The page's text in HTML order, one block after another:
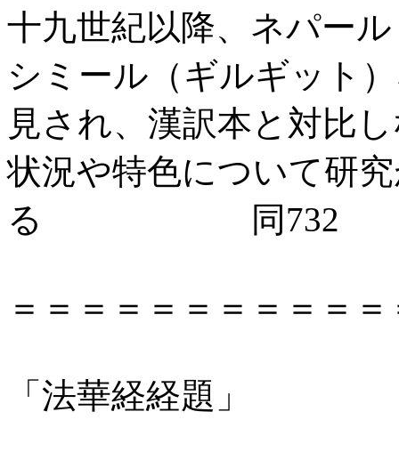
十九世紀以降、ネパー
シミール（ギルギット
見され、漢訳本と対比
状況や特色について研
る 同732
＝＝＝＝＝＝＝＝＝＝
「法華経経題」